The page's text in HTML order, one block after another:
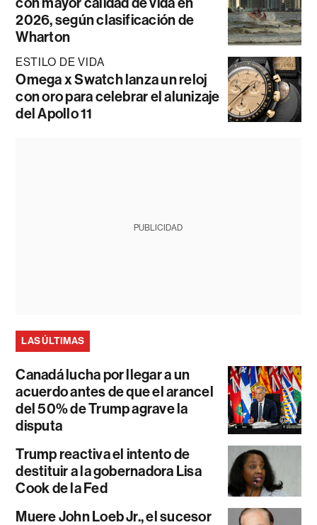
2026, según clasificación de
Wharton
ESTILO DE VIDA
Omega x Swatch lanza un reloj
con oro para celebrar el alunizaje
del Apollo 11
PUBLICIDAD
LAS ÚLTIMAS
Canadá lucha por llegar a un
acuerdo antes de que el arancel
del 50% de Trump agrave la
disputa
Trump reactiva el intento de
destituir a la gobernadora Lisa
Cook de la Fed
Muere John Loeb Jr., el sucesor